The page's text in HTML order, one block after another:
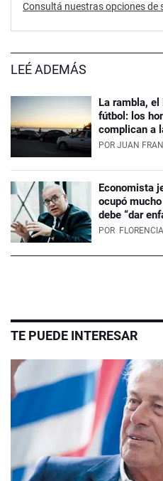
Consultá nuestras opciones de
LEÉ ADEMÁS
La rambla, el
fútbol: los
complican a
POR JUAN
Economista
ocupó
debe “dar
POR
TE PUEDE INTERESAR